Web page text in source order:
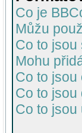
Co je
Můžu
Co to jsou
Mohu
Co to jsou
Co to jsou
Co to jsou